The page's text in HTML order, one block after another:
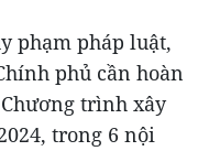
phạm pháp luật,
phủ cần hoàn
trình xây
trong 6 nội